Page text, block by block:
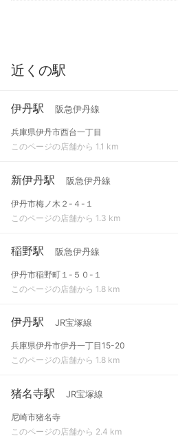
近くの駅
伊丹駅 阪急伊丹線
兵庫県伊丹市西台一丁目
このページの店舗から 1.1 km
新伊丹駅 阪急伊丹線
伊丹市梅ノ木２-４-１
このページの店舗から 1.3 km
稲野駅 阪急伊丹線
伊丹市稲野町１-５０-１
このページの店舗から 1.8 km
伊丹駅 JR宝塚線
兵庫県伊丹市伊丹一丁目15-20
このページの店舗から 1.8 km
猪名寺駅 JR宝塚線
尼崎市猪名寺
このページの店舗から 2.4 km